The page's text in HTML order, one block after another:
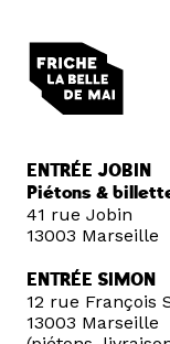
ENTRÉE JOBIN
Piétons &
41 rue Jobin
13003 Marseille
ENTRÉE SIMON
12 rue François
13003 Marseille